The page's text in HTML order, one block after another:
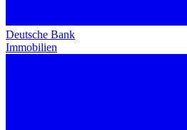
Deutsche Bank
Immobilien